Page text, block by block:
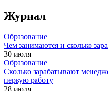
Журнал
Образование
Чем занимаются и сколько
30 июля
Образование
Сколько зарабатывают
первую работу
28 июля